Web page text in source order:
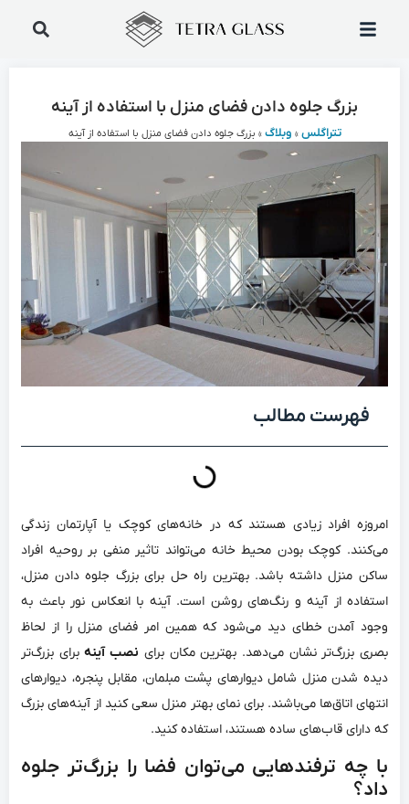
بزرگ جلوه دادن فضای منزل با استفاده از آینه
تتراگلس » وبلاگ » بزرگ جلوه دادن فضای منزل با استفاده از آینه
فهرست مطالب
امروزه افراد زیادی هستند که در خانه‌های کوچک یا آپارتمان زندگی
می‌کنند. کوچک بودن محیط خانه می‌تواند تاثیر منفی بر روحیه افراد
ساکن منزل داشته باشد. بهترین راه حل برای بزرگ جلوه دادن منزل،
استفاده از آینه و رنگ‌های روشن است. آینه با انعکاس نور باعث به
وجود آمدن خطای دید می‌شود که همین امر فضای منزل را از لحاظ
بصری بزرگ‌تر نشان می‌دهد. بهترین مکان برای نصب آینهبرای بزرگ‌تر
دیده شدن منزل شامل دیوارهای پشت مبلمان، مقابل پنجره، دیوارهای
انتهای اتاق‌ها می‌باشند. برای نمای بهتر منزل سعی کنید از آینه‌های بزرگ
که دارای قاب‌های ساده هستند، استفاده کنید.
با چه ترفندهایی می‌توان فضا را بزرگ‌تر جلوه
داد؟